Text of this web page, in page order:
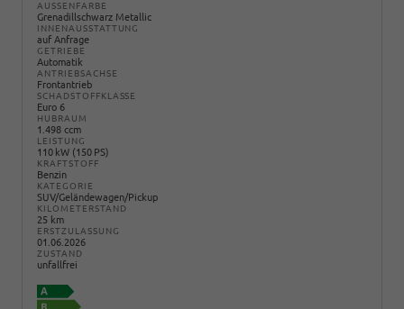
AUSSENFARBE
Grenadillschwarz Metallic
INNENAUSSTATTUNG
auf Anfrage
GETRIEBE
Automatik
ANTRIEBSACHSE
Frontantrieb
SCHADSTOFFKLASSE
Euro 6
HUBRAUM
1.498 ccm
LEISTUNG
110 kW (150 PS)
KRAFTSTOFF
Benzin
KATEGORIE
SUV/Geländewagen/Pickup
KILOMETERSTAND
25 km
ERSTZULASSUNG
01.06.2026
ZUSTAND
unfallfrei